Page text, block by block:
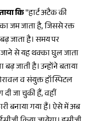
कि"हार्ट अटैक की
जम जाता है, जिससे रक्त
जाता है। समय पर
से यह थक्का घुल जाता
जाती है। उन्होंने बताया
व संयुक्त हॉस्पिटल
जा चुकी हैं, वहीं
बनाया गया हैं। ऐसे में अब